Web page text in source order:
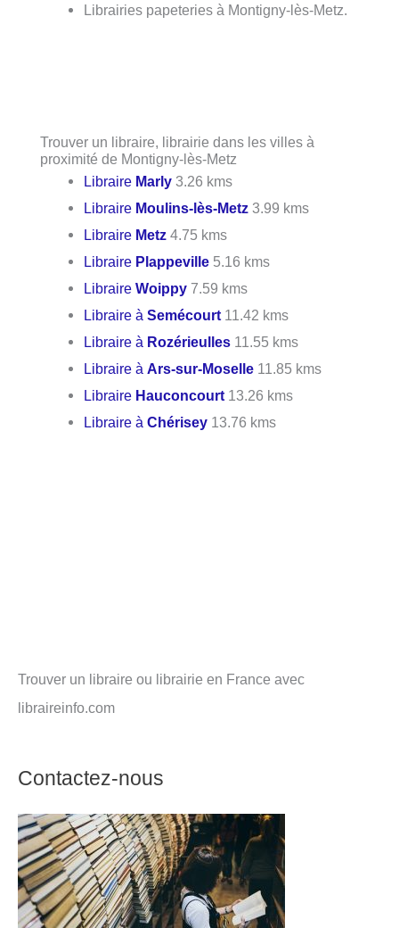
Librairies papeteries à Montigny-lès-Metz.
Trouver un libraire, librairie dans les villes à
proximité de Montigny-lès-Metz
Libraire Marly 3.26 kms
Libraire Moulins-lès-Metz 3.99 kms
Libraire Metz 4.75 kms
Libraire Plappeville 5.16 kms
LibraireWoippy 7.59 kms
Libraire àSemécourt 11.42 kms
Libraire à Rozérieulles 11.55 kms
Libraire àArs-sur-Moselle 11.85 kms
Libraire Hauconcourt 13.26 kms
Libraire àChérisey 13.76 kms
Trouver un libraire ou librairie en France avec
libraireinfo.com
Contactez-nous